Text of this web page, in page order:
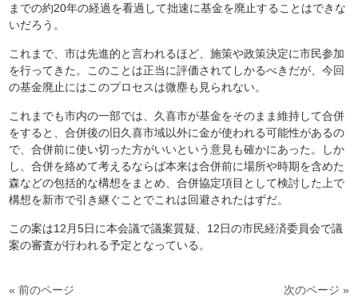
までの約20年の経過を看過して拙速に基金を廃止することはできな
いだろう。
これまで、市は先進的と言われるほど、施策や政策決定に市民参加
を行ってきた。このことは正当に評価されてしかるべきだが、今回
の基金廃止にはこのプロセスは微塵も見られない。
これまでも市内の一部では、久喜市が基金をそのまま維持して合併
をすると、合併後の旧久喜市域以外に金が使われる可能性があるの
で、合併前に使い切った方がいいという意見も確かにあった。しか
し、合併を絡めて考えるならば本来は合併前に場所や時期を含めた
森などの包括的な構想をまとめ、合併協定項目として検討した上で
構想を新市で引き継ぐことでこれは回避されたはずだ。
この案は12月5日に本会議で議案質疑、12日の市民経済委員会で議
案の審査が行われる予定となっている。
« 前のページ 次のページ »